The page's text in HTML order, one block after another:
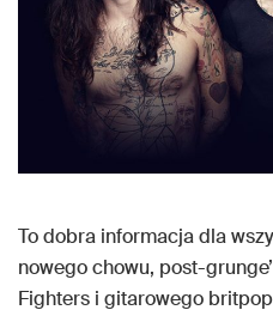
To dobra informacja dla
nowego chowu, post-
Fighters i gitarowego